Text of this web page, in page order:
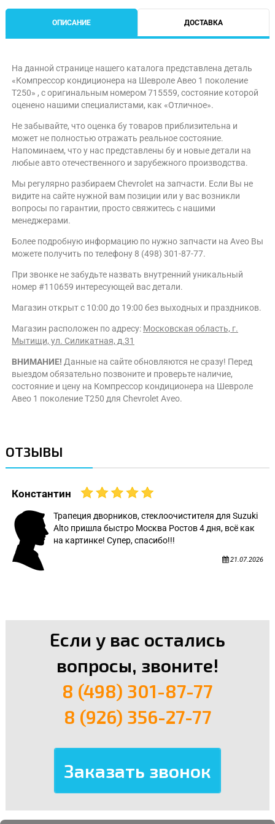
ОПИСАНИЕ ДОСТАВКА
На данной странице нашего каталога представлена деталь
«Компрессор кондиционера на Шевроле Авео 1 поколение
T250» , с оригинальным номером 715559, состояние которой
оценено нашими специалистами, как «Отличное».
Не забывайте, что оценка бу товаров приблизительна и
может не полностью отражать реальное состояние.
Напоминаем, что у нас представлены бу и новые детали на
любые авто отечественного и зарубежного производства.
Мы регулярно разбираем Chevrolet на запчасти. Если Вы не
видите на сайте нужной вам позиции или у вас возникли
вопросы по гарантии, просто свяжитесь с нашими
менеджерами.
Более подробную информацию по нужно запчасти на Aveo Вы
можете получить по телефону 8 (498) 301-87-77.
При звонке не забудьте назвать внутренний уникальный
номер #110659 интересующей вас детали.
Магазин открыт с 10:00 до 19:00 без выходных и праздников.
Магазин расположен по адресу: Московская область, г.
Мытищи, ул. Силикатная, д.31
ВНИМАНИЕ! Данные на сайте обновляются не сразу! Перед
выездом обязательно позвоните и проверьте наличие,
состояние и цену на Компрессор кондиционера на Шевроле
Авео 1 поколение T250 для Chevrolet Aveo.
ОТЗЫВЫ
Константин
Трапеция дворников, стеклоочистителя для Suzuki
Alto пришла быстро Москва Ростов 4 дня, всё как
на картинке! Супер, спасибо!!!
21.07.2026
Если у вас остались
вопросы, звоните!
8 (498) 301-87-77
8 (926) 356-27-77